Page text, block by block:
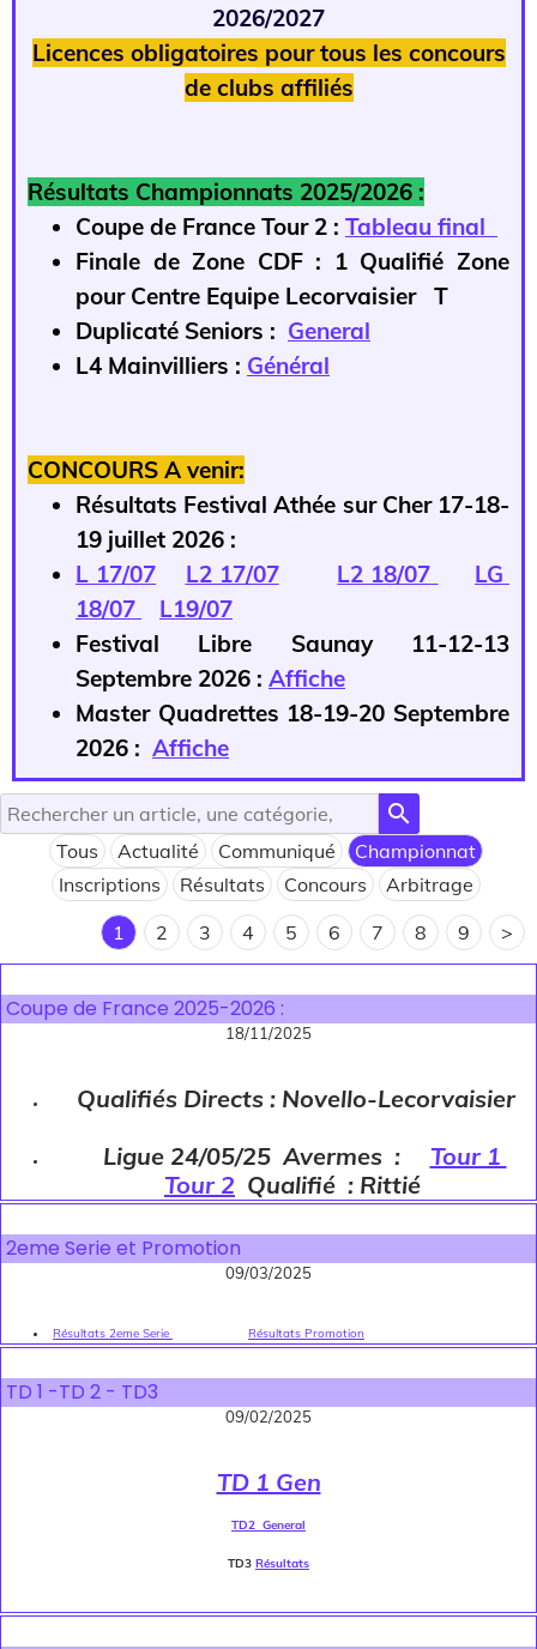
2026/2027
Licences obligatoires pour tous les concours
de clubs affiliés
Résultats Championnats 2025/2026 :
Coupe de France Tour 2 : Tableau final
Finale de Zone CDF : 1 Qualifié Zone
pour Centre Equipe Lecorvaisier T
Duplicaté Seniors : General
L4 Mainvilliers : Général
CONCOURS A venir:
Résultats Festival Athée sur Cher 17-18-
19 juillet 2026 :
L 17/07
L2 17/07 L2 18/07
LG
18/07
L19/07
Festival Libre Saunay 11-12-13
Septembre 2026 : Affiche
Master Quadrettes 18-19-20 Septembre
2026 : Affiche
search
Tous Actualité Communiqué
Championnat
Inscriptions
Résultats Concours
Arbitrage
1
2 3 4 5 6 7 8 9 >
Coupe de France 2025-2026 :
18/11/2025
Qualifiés Directs : Novello-Lecorvaisier
Ligue 24/05/25 Avermes : Tour 1
Tour 2 Qualifié : Rittié
2eme Serie et Promotion
09/03/2025
Résultats 2eme Serie Résultats Promotion
TD 1 -TD 2 - TD3
09/02/2025
TD 1 Gen
TD2 General
TD3 Résultats